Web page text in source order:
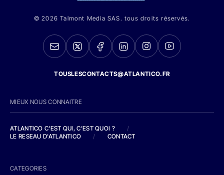
© 2026 Talmont Media SAS. tous droits réservés.
TOUSLESCONTACTS@ATLANTICO.FR
MIEUX NOUS CONNAITRE
ATLANTICO C'EST QUI, C'EST QUOI ?
/
LE RESEAU D'ATLANTICO
/ CONTACT
CATEGORIES